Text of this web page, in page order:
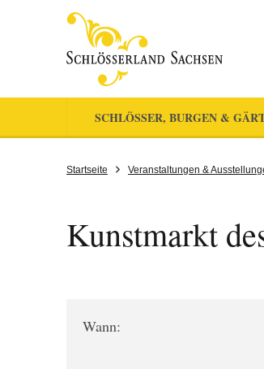
SCHLÖSSER, BURGEN &
Startseite Veranstaltungen &
Kunstmarkt
Wann: